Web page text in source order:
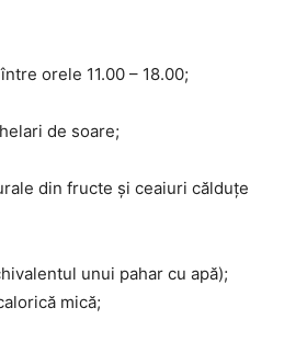
orele 11.00 – 18.00;
de soare;
din fructe și ceaiuri călduțe
unui pahar cu apă);
mică;